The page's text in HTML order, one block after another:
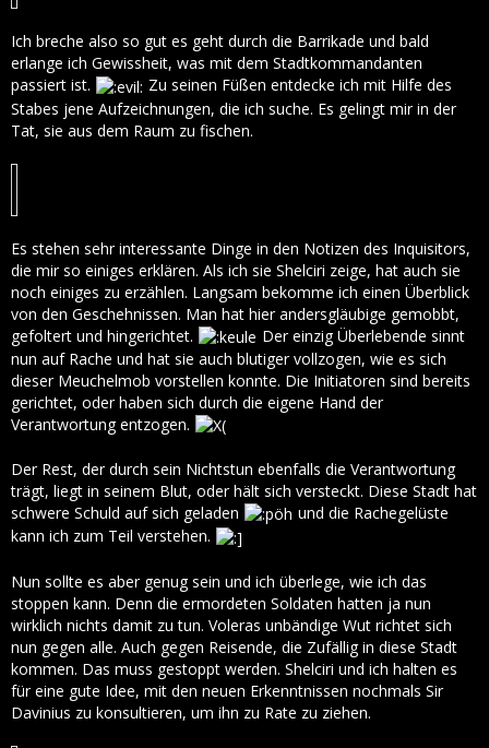
Ich breche also so gut es geht durch die Barrikade und bald
erlange ich Gewissheit, was mit dem Stadtkommandanten
passiert ist.
Zu seinen Füßen entdecke ich mit Hilfe des
Stabes jene Aufzeichnungen, die ich suche. Es gelingt mir in der
Tat, sie aus dem Raum zu fischen.
Es stehen sehr interessante Dinge in den Notizen des Inquisitors,
die mir so einiges erklären. Als ich sie Shelciri zeige, hat auch sie
noch einiges zu erzählen. Langsam bekomme ich einen Überblick
von den Geschehnissen. Man hat hier andersgläubige gemobbt,
gefoltert und hingerichtet.
Der einzig Überlebende sinnt
nun auf Rache und hat sie auch blutiger vollzogen, wie es sich
dieser Meuchelmob vorstellen konnte. Die Initiatoren sind bereits
gerichtet, oder haben sich durch die eigene Hand der
Verantwortung entzogen.
Der Rest, der durch sein Nichtstun ebenfalls die Verantwortung
trägt, liegt in seinem Blut, oder hält sich versteckt. Diese Stadt hat
schwere Schuld auf sich geladen
und die Rachegelüste
kann ich zum Teil verstehen.
Nun sollte es aber genug sein und ich überlege, wie ich das
stoppen kann. Denn die ermordeten Soldaten hatten ja nun
wirklich nichts damit zu tun. Voleras unbändige Wut richtet sich
nun gegen alle. Auch gegen Reisende, die Zufällig in diese Stadt
kommen. Das muss gestoppt werden. Shelciri und ich halten es
für eine gute Idee, mit den neuen Erkenntnissen nochmals Sir
Davinius zu konsultieren, um ihn zu Rate zu ziehen.